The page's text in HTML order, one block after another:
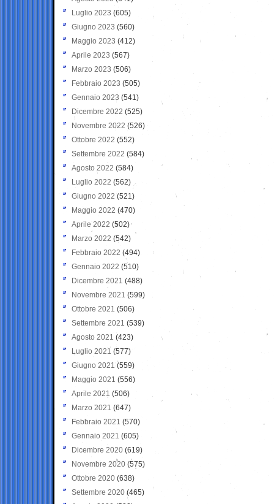
Luglio 2023 (605)
Giugno 2023 (560)
Maggio 2023 (412)
Aprile 2023 (567)
Marzo 2023 (506)
Febbraio 2023 (505)
Gennaio 2023 (541)
Dicembre 2022 (525)
Novembre 2022 (526)
Ottobre 2022 (552)
Settembre 2022 (584)
Agosto 2022 (584)
Luglio 2022 (562)
Giugno 2022 (521)
Maggio 2022 (470)
Aprile 2022 (502)
Marzo 2022 (542)
Febbraio 2022 (494)
Gennaio 2022 (510)
Dicembre 2021 (488)
Novembre 2021 (599)
Ottobre 2021 (506)
Settembre 2021 (539)
Agosto 2021 (423)
Luglio 2021 (577)
Giugno 2021(559)
Maggio 2021 (556)
Aprile 2021 (506)
Marzo 2021 (647)
Febbraio 2021 (570)
Gennaio 2021 (605)
Dicembre 2020 (619)
Novembre 2020 (575)
Ottobre 2020 (638)
Settembre 2020(465)